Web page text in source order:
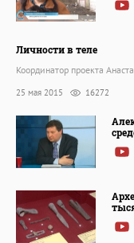
Личности в теле
Координатор проекта
25 мая 2015 16272